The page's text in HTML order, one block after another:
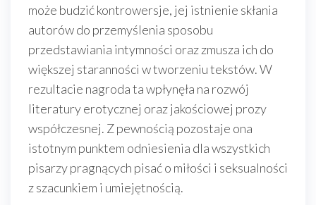
może budzić kontrowersje, jej istnienie skłania
autorów do przemyślenia sposobu
przedstawiania intymności oraz zmusza ich do
większej staranności w tworzeniu tekstów. W
rezultacie nagroda ta wpłynęła na rozwój
literatury erotycznej oraz jakościowej prozy
współczesnej. Z pewnością pozostaje ona
istotnym punktem odniesienia dla wszystkich
pisarzy pragnących pisać o miłości i seksualności
z szacunkiem i umiejętnością.